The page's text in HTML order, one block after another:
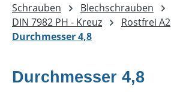
Schrauben Blechschrauben
DIN 7982 PH - Kreuz
Rostfrei A2
Durchmesser 4,8
Durchmesser 4,8